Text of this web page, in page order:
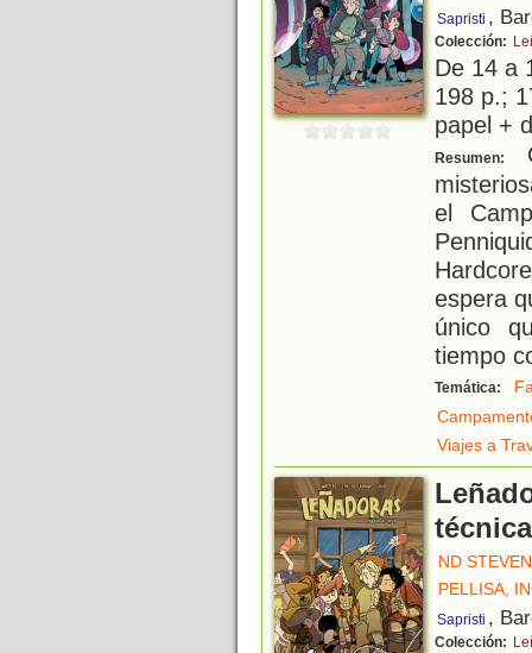
Sapristi ,
Colección:
De 14 a
198 p.;
papel +
Resumen:
el
espera
único
tiempo
Temática:
Viajes a
técnica
ND
PELLISA,
Sapristi ,
Colección: